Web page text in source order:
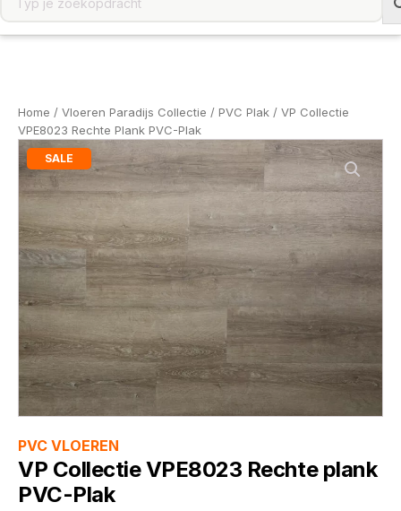
Home / Vloeren Paradijs Collectie / PVC Plak / VP Collectie
VPE8023 Rechte Plank PVC-Plak
SALE
PVC VLOEREN
VP Collectie VPE8023 Rechte plank
PVC-Plak